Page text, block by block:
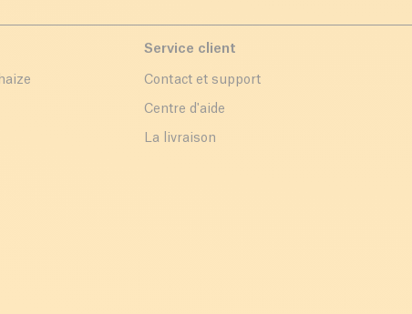
Service client
Contact et support
Centre d'aide
La livraison